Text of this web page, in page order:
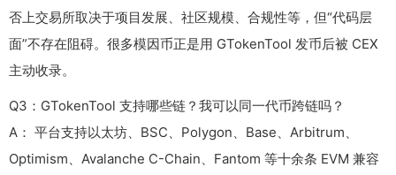
否上交易所取决于项目发展、社区规模、合规性等，但“代码层
面”不存在阻碍。很多模因币正是用 GTokenTool 发币后被 CEX
主动收录。
Q3：GTokenTool 支持哪些链？我可以同一代币跨链吗？
A： 平台支持以太坊、BSC、Polygon、Base、Arbitrum、
Optimism、Avalanche C-Chain、Fantom 等十余条 EVM 兼容